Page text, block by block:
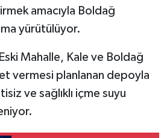
amacıyla Boldağ
yürütülüyor.
Eski Mahalle, Kale ve Boldağ
vermesi planlanan depoyla
ve sağlıklı içme suyu